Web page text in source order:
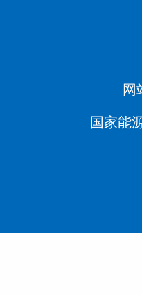
网
国家能